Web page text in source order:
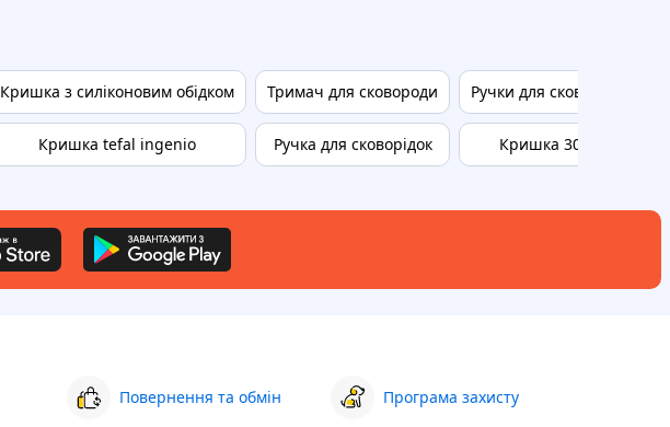
Кришка з силіконовим обідком
Кришка tefal ingenio
Тримач для сковороди
Ручка для сковорідок
Ручки для сковорідки
Кришка 30 см
Повернення та обмін Програма захисту